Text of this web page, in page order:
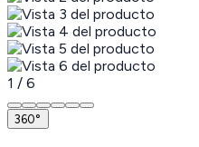
1 / 6
360°